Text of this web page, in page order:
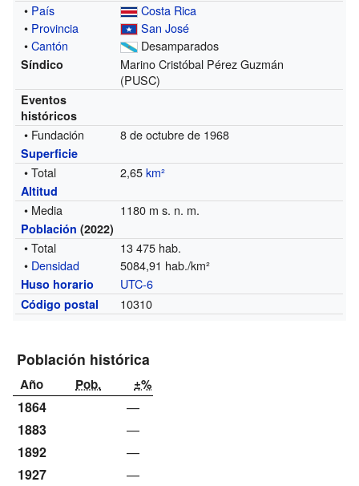
• País
Costa Rica
• Provincia
San José
•Cantón Desamparados
Síndico
Marino Cristóbal Pérez Guzmán
(PUSC)
Eventos
históricos
• Fundación 8 de octubre de 1968
Superficie
• Total 2,65km²
Altitud
• Media 1180 m s. n. m.
Población (2022)
• Total
13 475 hab.
• Densidad 5084,91 hab./km²
Huso horario UTC-6
Código postal 10310
Población histórica
Año Pob. ±%
1864
—
1883
—
1892
—
1927
—